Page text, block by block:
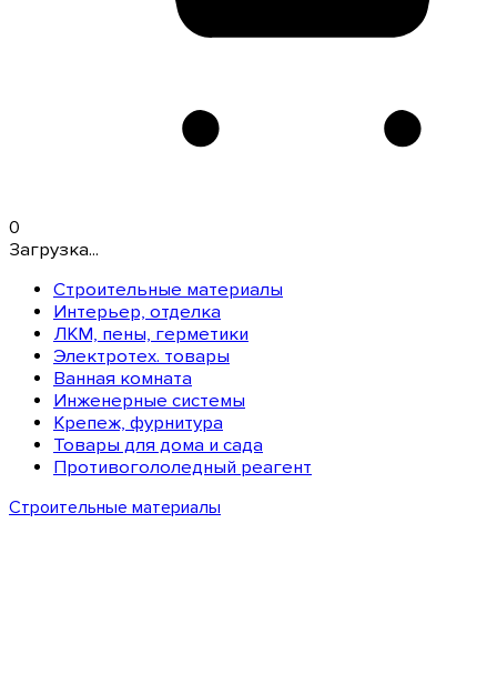
0
Загрузка...
Строительные материалы
Интерьер, отделка
ЛКМ, пены, герметики
Электротех. товары
Ванная комната
Инженерные системы
Крепеж, фурнитура
Товары для дома и сада
Противогололедный реагент
Строительные материалы